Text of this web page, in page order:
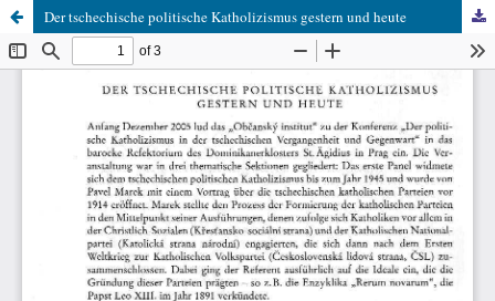
Der tschechische politische Katholizismus gestern und heute